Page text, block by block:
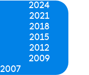
2024
2021
2018
2015
2012
2009
2007